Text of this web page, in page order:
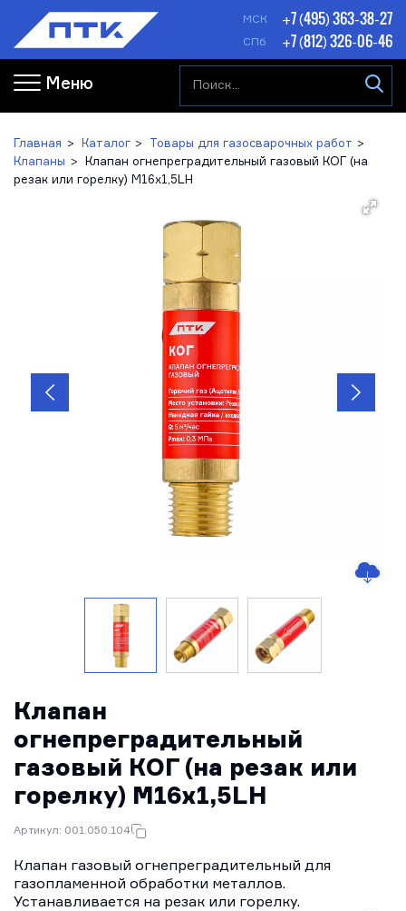
МСК +7 (495) 363-38-27
СПб +7 (812) 326-06-46
Меню
Главная Каталог
Товары для газосварочных работ
Клапаны
Клапан огнепреградительный газовый КОГ (на
резак или горелку) М16х1,5LH
Клапан
огнепреградительный
газовый КОГ (на резак или
горелку) М16х1,5LH
Артикул: 001.050.104
Клапан газовый огнепреградительный для
газопламенной обработки металлов.
Устанавливается на резак или горелку.